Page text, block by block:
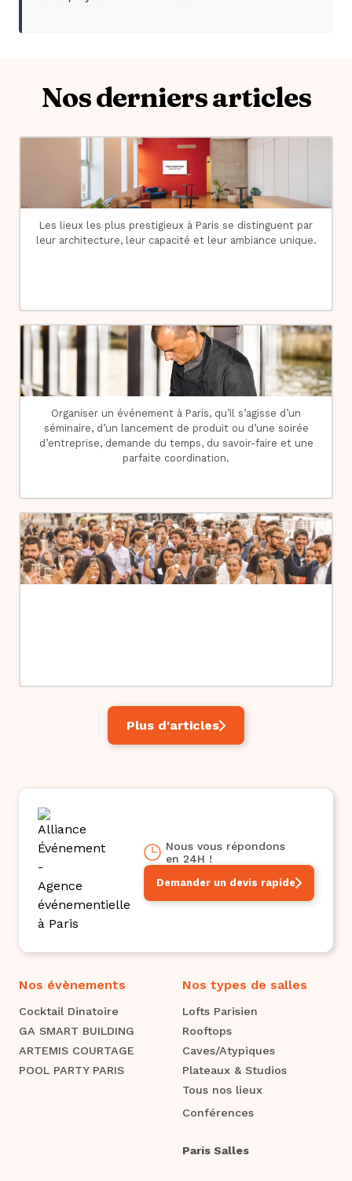
Nos derniers articles
Les lieux les plus prestigieux à Paris se distinguent par
leur architecture, leur capacité et leur ambiance unique.
Organiser un événement à Paris, qu’il s’agisse d’un
séminaire, d’un lancement de produit ou d’une soirée
d’entreprise, demande du temps, du savoir-faire et une
parfaite coordination.
Plus d'articles
Demander un devis rapide
Nous vous répondons
en 24H !
Nos évènements
Cocktail Dinatoire
GA SMART BUILDING
ARTEMIS COURTAGE
POOL PARTY PARIS
Nos types de salles
Lofts Parisien
Rooftops
Caves/Atypiques
Plateaux & Studios
Tous nos lieux
Conférences
Paris Salles